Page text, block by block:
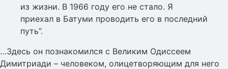
из жизни. В 1966 году его не стало. Я
приехал в Батуми проводить его в последний
путь”.
…Здесь он познакомился с Великим Одиссеем
Димитриади – человеком, олицетворяющим для него